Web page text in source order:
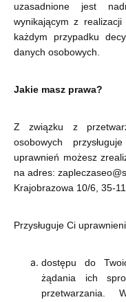
uzasadnione jest
wynikającym z
każdym przypadku
danych osobowych.
Jakie masz prawa?
Z związku z
osobowych
uprawnień możesz
na adres:
Krajobrazowa 10/6, 35-
Przysługuje Ci
dostępu do
żądania ich